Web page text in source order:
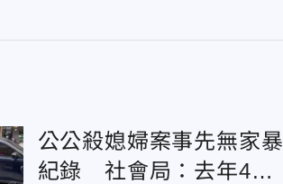
公公殺媳婦案事先無家暴
紀錄 社會局：去年4件